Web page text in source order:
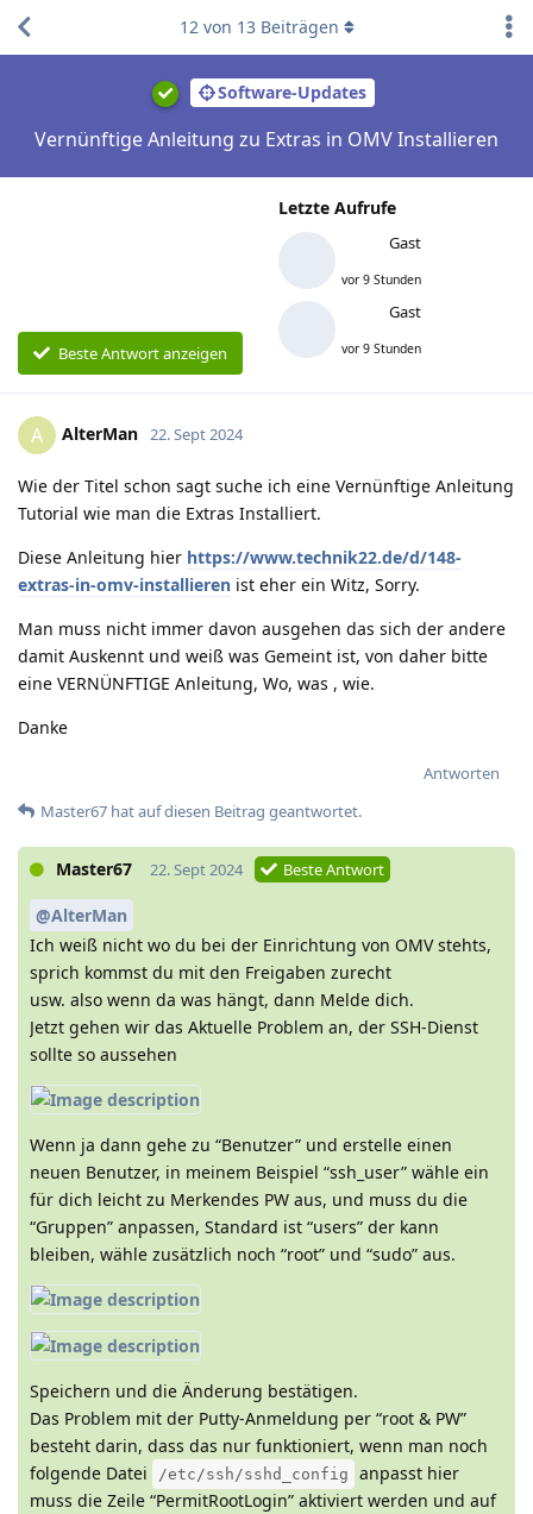
Software-Updates
Vernünftige Anleitung zu Extras in OMV Installieren
Beste Antwort anzeigen
Letzte Aufrufe
Gast
vor 9 Stunden
Gast
vor 9 Stunden
12von 13 Beiträgen
A AlterMan 22. Sept 2024
Wie der Titel schon sagt suche ich eine Vernünftige Anleitung
Tutorial wie man die Extras Installiert.
Diese Anleitung hier https://www.technik22.de/d/148-
extras-in-omv-installieren ist eher ein Witz, Sorry.
Man muss nicht immer davon ausgehen das sich der andere
damit Auskennt und weiß was Gemeint ist, von daher bitte
eine VERNÜNFTIGE Anleitung, Wo, was , wie.
Danke
Antworten
Master67 hatauf diesen Beitrag geantwortet.
Master67 22. Sept 2024 Beste Antwort
@AlterMan
Ich weiß nicht wo du bei der Einrichtung von OMV stehts,
sprich kommst du mit den Freigaben zurecht
usw. also wenn da was hängt, dann Melde dich.
Jetzt gehen wir das Aktuelle Problem an, der SSH-Dienst
sollte so aussehen
Wenn ja dann gehe zu “Benutzer” und erstelle einen
neuen Benutzer, in meinem Beispiel “ssh_user” wähle ein
für dich leicht zu Merkendes PW aus, und muss du die
“Gruppen” anpassen, Standard ist “users” der kann
bleiben, wähle zusätzlich noch “root” und “sudo” aus.
Speichern und die Änderung bestätigen.
Das Problem mit der Putty-Anmeldung per “root & PW”
besteht darin, dass das nur funktioniert, wenn man noch
folgende Datei
/etc/ssh/sshd_config
anpasst hier
muss die Zeile “PermitRootLogin” aktiviert werden und auf